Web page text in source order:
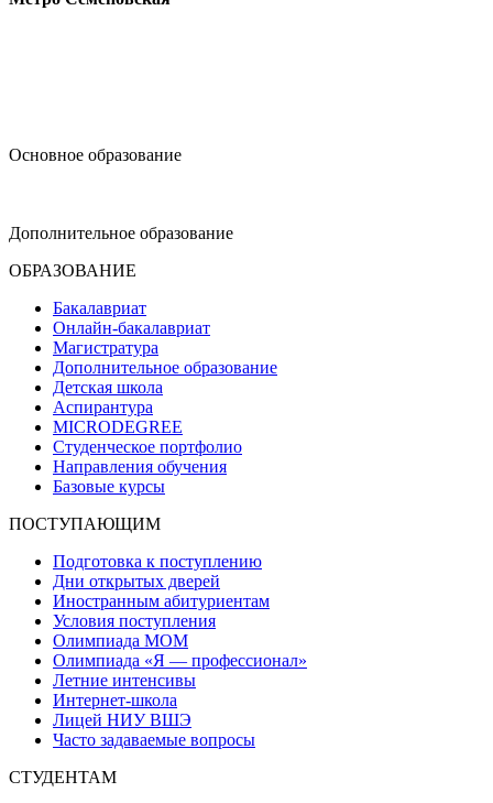
Основное образование
Дополнительное образование
ОБРАЗОВАНИЕ
Бакалавриат
Онлайн-бакалавриат
Магистратура
Дополнительное образование
Детская школа
Аспирантура
MICRODEGREE
Студенческое портфолио
Направления обучения
Базовые курсы
ПОСТУПАЮЩИМ
Подготовка к поступлению
Дни открытых дверей
Иностранным абитуриентам
Условия поступления
Олимпиада МОМ
Олимпиада «Я — профессионал»
Летние интенсивы
Интернет-школа
Лицей НИУ ВШЭ
Часто задаваемые вопросы
СТУДЕНТАМ